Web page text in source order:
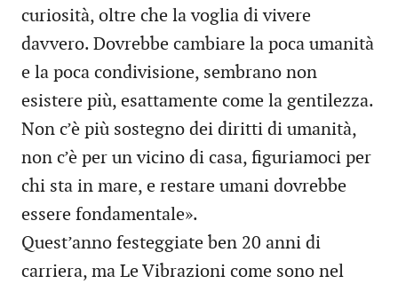
curiosità, oltre che la voglia di vivere
davvero. Dovrebbe cambiare la poca umanità
e la poca condivisione, sembrano non
esistere più, esattamente come la gentilezza.
Non c’è più sostegno dei diritti di umanità,
non c’è per un vicino di casa, figuriamoci per
chi sta in mare, e restare umani dovrebbe
essere fondamentale».
Quest’anno festeggiate ben 20 anni di
carriera, ma Le Vibrazioni come sono nel